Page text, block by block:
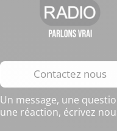
Contactez nous
Un message, une
une réaction, écrivez